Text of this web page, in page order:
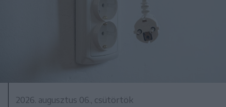
2026. augusztus 06., csütörtök